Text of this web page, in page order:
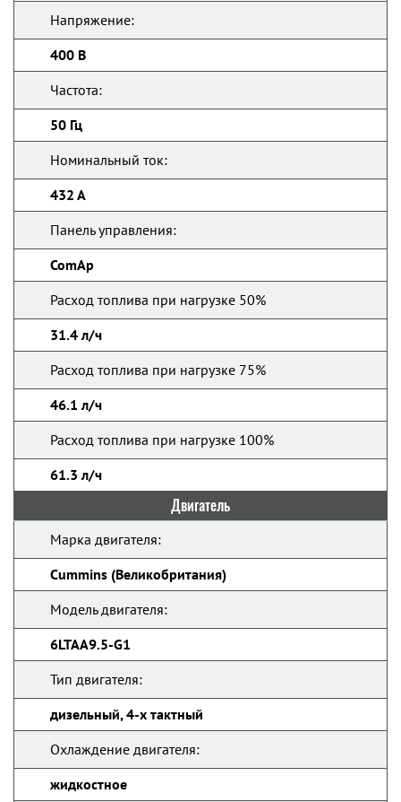
Напряжение:
400 В
Частота:
50 Гц
Номинальный ток:
432 А
Панель управления:
ComAp
Расход топлива при нагрузке 50%
31.4 л/ч
Расход топлива при нагрузке 75%
46.1 л/ч
Расход топлива при нагрузке 100%
61.3 л/ч
Двигатель
Марка двигателя:
Cummins (Великобритания)
Модель двигателя:
6LTAA9.5-G1
Тип двигателя:
дизельный, 4-х тактный
Охлаждение двигателя:
жидкостное